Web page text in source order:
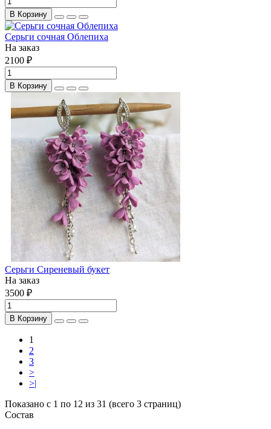
В Корзину
Серьги сочная Облепиха
На заказ
2100 ₽
В Корзину
Серьги Сиреневый букет
На заказ
3500 ₽
В Корзину
1
2
3
>
>|
Показано с 1 по 12 из 31 (всего 3 страниц)
Состав